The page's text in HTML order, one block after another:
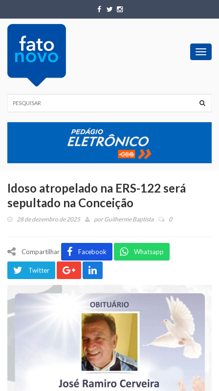
Idoso atropelado na ERS-122 será
sepultado na Conceição
28 de dezembro de 2025 porGuilherme Baptista 0
Compartilhar Facebook Whatsapp
Twitter